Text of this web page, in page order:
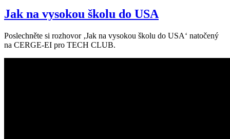
Jak na vysokou školu do USA
Poslechněte si rozhovor ‚Jak na vysokou školu do USA‘ natočený
na CERGE-EI pro TECH CLUB.